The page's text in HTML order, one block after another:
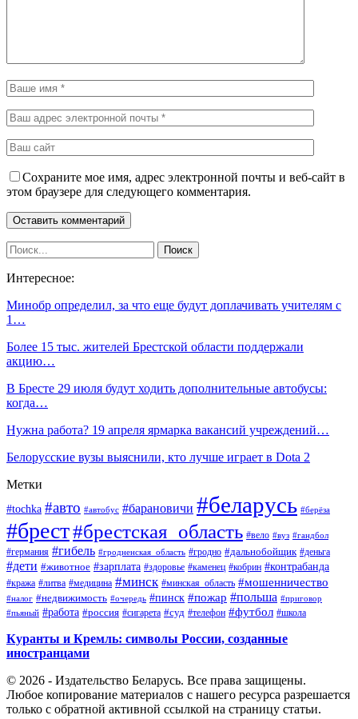
Сохраните мое имя, адрес электронной почты и веб-сайт в
этом браузере для следующего комментария.
Интересное:
Минобр определил, за что еще будут доплачивать учителям с
1…
Более 15 тыс. жителей Брестской области поддержали
акцию…
В Бресте 29 июля будут ходить дополнительные автобусы:
когда…
Нужна работа? 19 апреля ярмарка вакансий учреждений…
Белорусские вузы выяснили, кто лучше играет в Dota 2
Метки
#tochka #авто #автобус #барановичи #беларусь #берёза
#брест#брестская_область #вело #вуз #гандбол
#германия #гибель #гродненская_область #гродно #дальнобойщик #деньга
#дети #животное #зарплата #здоровье #каменец #кобрин #контрабанда
#кража #литва #медицина #минск #минская_область #мошенничество
#налог #недвижимость #очередь #пинск #пожар #польша #приговор
#пьяный #работа #россия #сигарета #суд #телефон #футбол #школа
Куранты и Кремль: символы России, созданные
иностранцами
© 2026 - Издательство Беларусь. Все права защищены.
Любое копирование материалов с нашего ресурса разрешается
только с обратной активной ссылкой на страницу статьи.